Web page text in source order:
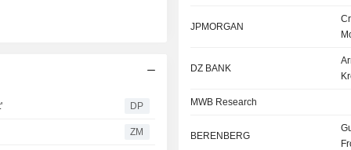
DP
ZM
JPMORGAN
DZ BANK
MWB Research
BERENBERG